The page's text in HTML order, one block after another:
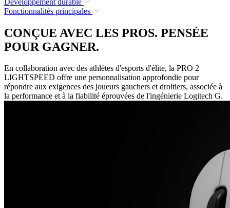
Fonctionnalités principales
CONÇUE AVEC LES PROS. PENSÉE
POUR GAGNER.
En collaboration avec des athlètes d'esports d'élite, la PRO 2
LIGHTSPEED offre une personnalisation approfondie pour
répondre aux exigences des joueurs gauchers et droitiers, associée à
la performance et à la fiabilité éprouvées de l'ingénierie Logitech G.